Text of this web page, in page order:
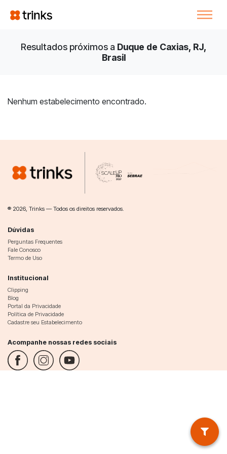
Resultados próximos a Duque de Caxias, RJ,
Brasil
Nenhum estabelecimento encontrado.
® 2026, Trinks — Todos os direitos reservados.
Dúvidas
Perguntas Frequentes
Fale Conosco
Termo de Uso
Institucional
Clipping
Blog
Portal da Privacidade
Política de Privacidade
Cadastre seu Estabelecimento
Acompanhe nossas redes sociais